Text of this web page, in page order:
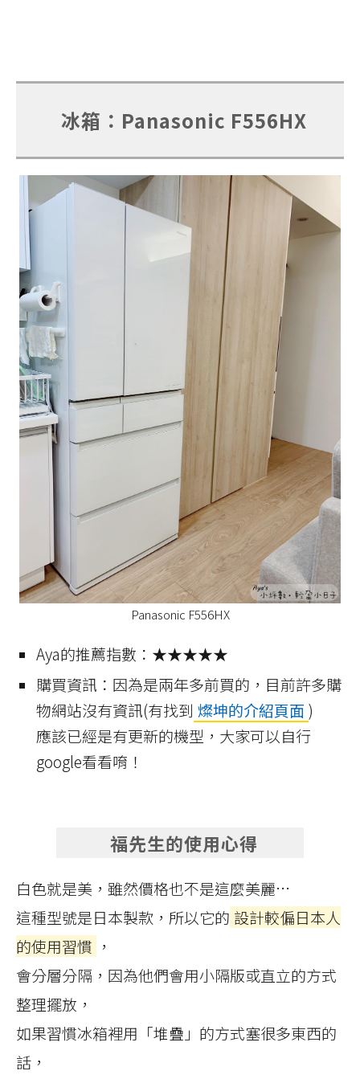
冰箱：Panasonic F556HX
Panasonic F556HX
Aya的推薦指數：★★★★★
購買資訊：因為是兩年多前買的，目前許多購
物網站沒有資訊(有找到 燦坤的介紹頁面 )
應該已經是有更新的機型，大家可以自行
google看看唷！
福先生的使用心得
白色就是美，雖然價格也不是這麼美麗…
這種型號是日本製款，所以它的 設計較偏日本人
的使用習慣 ，
會分層分隔，因為他們會用小隔版或直立的方式
整理擺放，
如果習慣冰箱裡用「堆疊」的方式塞很多東西的
話，